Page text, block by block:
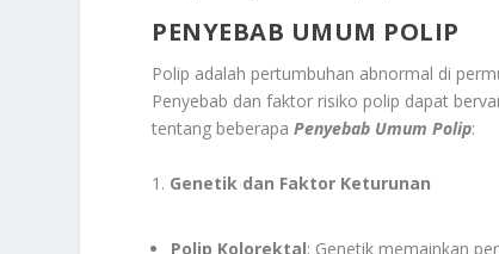
PENYEBAB UMUM POLIP
Polip adalah pertumbuhan abnormal di
Penyebab dan faktor risiko polip dapat
tentang beberapaPenyebab Umum Polip:
1. Genetik dan Faktor Keturunan
Polip Kolorektal: Genetik memainkan